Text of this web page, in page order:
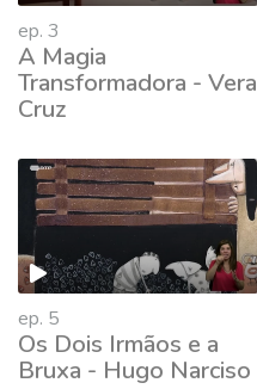
ep. 3
A Magia
Transformadora - Vera
Cruz
ep. 5
Os Dois Irmãos e a
Bruxa - Hugo Narciso